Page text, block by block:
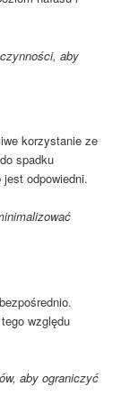
aby
korzystanie ze
spadku
odpowiedni.
względu
aby ograniczyć